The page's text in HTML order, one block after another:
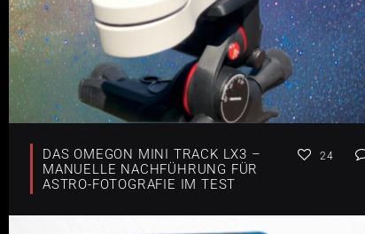
DAS OMEGON MINI TRACK LX3 –
MANUELLE NACHFÜHRUNG FÜR
ASTRO-FOTOGRAFIE IM TEST
24